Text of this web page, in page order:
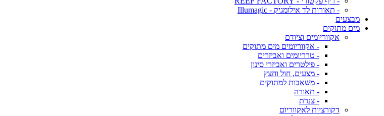
- תאורות לד אילומגיק - Illumagic
מבצעים
מים מתוקים
אקווריומים וציודם
- אקווריומים מים מתוקים
- טרריומים ואביזרים
- פילטרים ואביזרי סינון
- מצעים, חול וחצץ
- משאבות למתוקים
- תאורה
- צנרת
דקורציות לאקווריום